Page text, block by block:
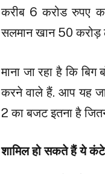
करीब 6 करोड रुपए
सलमान खान 50 करोड़
माना जा रहा है कि
करने वाले हैं. आप यह
2 का बजट इतना है
शामिल हो सकते हैं ये